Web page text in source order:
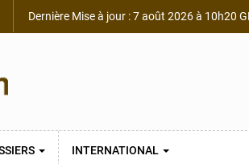
Dernière Mise à jour : 7 août 2026 à 10h20
INTERNATIONAL